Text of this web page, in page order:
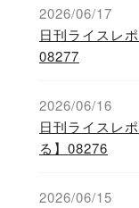
2026/06/17
日刊ライスレ
08277
2026/06/16
日刊ライスレ
る】08276
2026/06/15